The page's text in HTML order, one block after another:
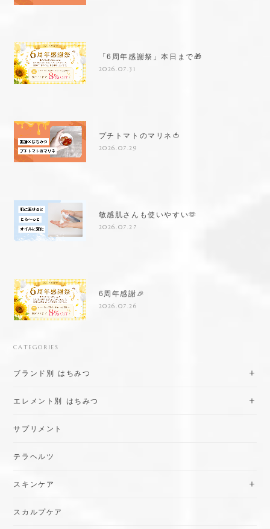
「6周年感謝祭」本日まで🎁
2026.07.31
プチトマトのマリネ🍅
2026.07.29
敏感肌さんも使いやすい🫶
2026.07.27
6周年感謝🎉
2026.07.26
CATEGORIES
ブランド別 はちみつ
エレメント別 はちみつ
サプリメント
テラヘルツ
スキンケア
スカルプケア